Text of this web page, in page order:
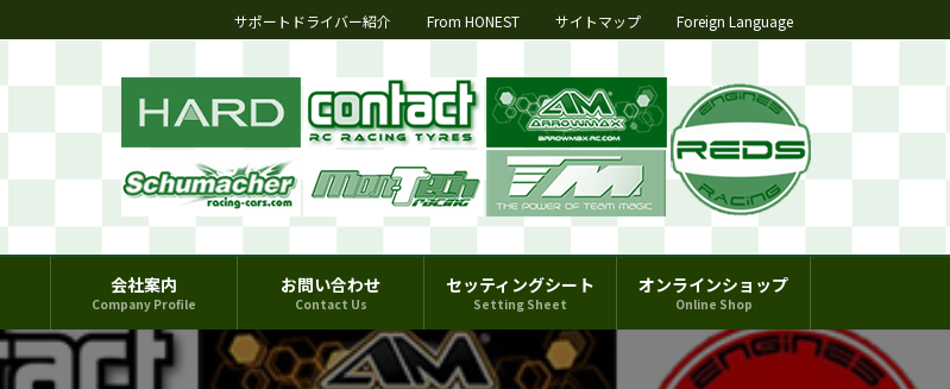
サポートドライバー紹介 From HONEST サイトマップ Foreign Language
会社案内
Company Profile
お問い合わせ
Contact Us
セッティングシート
Setting Sheet
オンラインショップ
Online Shop